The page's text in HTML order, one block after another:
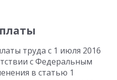
труда с 1 июля 2016
с Федеральным
в статью 1